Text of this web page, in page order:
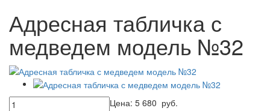
Адресная табличка с
медведем модель №32
Цена: 5 680 руб.